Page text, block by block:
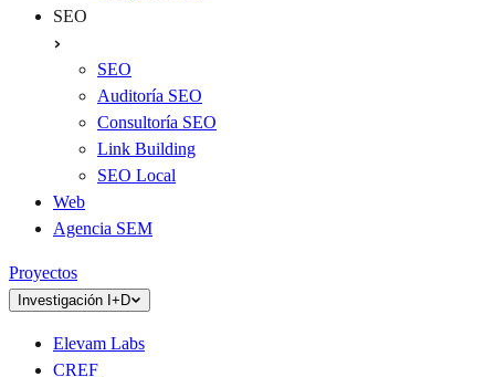
SEO
SEO
Auditoría SEO
Consultoría SEO
Link Building
SEO Local
Web
Agencia SEM
Proyectos
Investigación I+D
Elevam Labs
CREF